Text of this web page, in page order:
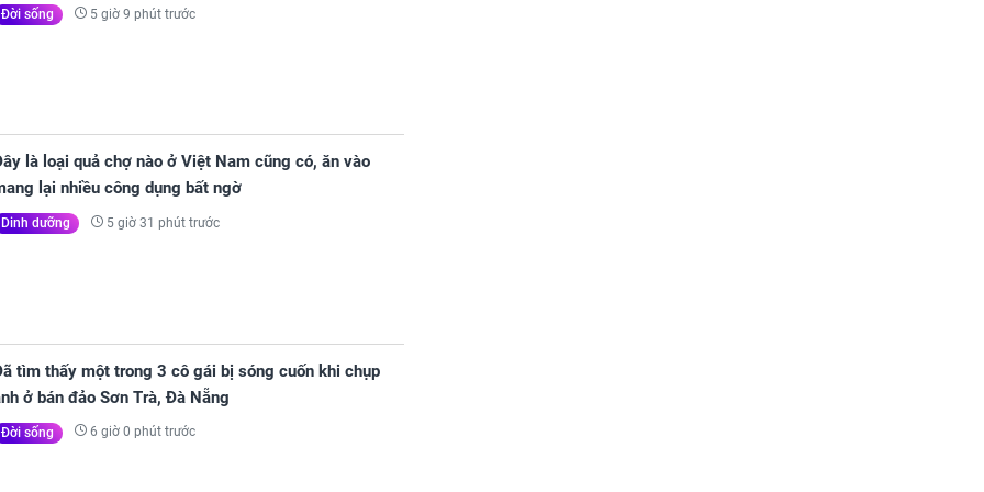
Đời sống 5 giờ 9 phút trước
là loại quả chợ nào ở Việt Nam cũng có, ăn vào
lại nhiều công dụng bất ngờ
Dinh dưỡng 5 giờ 31 phút trước
tìm thấy một trong 3 cô gái bị sóng cuốn khi chụp
ở bán đảo Sơn Trà, Đà Nẵng
Đời sống 6 giờ 0 phút trước